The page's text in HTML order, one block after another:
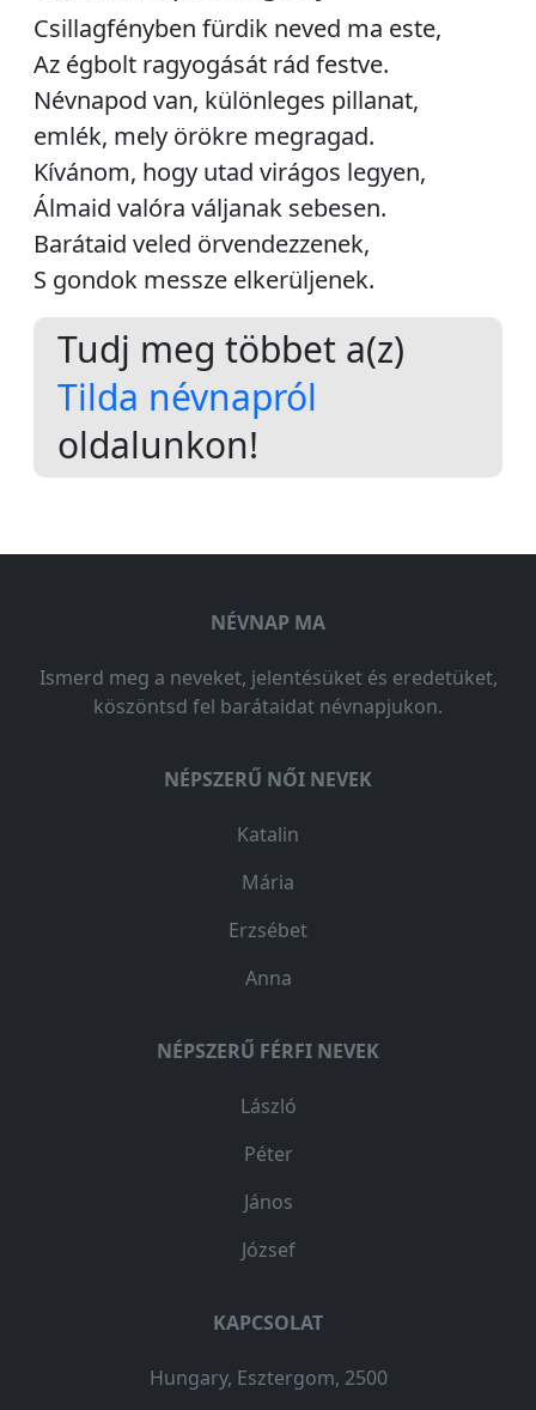
Csillagfényben fürdik neved ma este,
Az égbolt ragyogását rád festve.
Névnapod van, különleges pillanat,
emlék, mely örökre megragad.
Kívánom, hogy utad virágos legyen,
Álmaid valóra váljanak sebesen.
Barátaid veled örvendezzenek,
S gondok messze elkerüljenek.
Tudj meg többet a(z)
Tilda névnapról
oldalunkon!
NÉVNAP MA
Ismerd meg a neveket, jelentésüket és eredetüket,
köszöntsd fel barátaidat névnapjukon.
NÉPSZERŰ NŐI NEVEK
Katalin
Mária
Erzsébet
Anna
NÉPSZERŰ FÉRFI NEVEK
László
Péter
János
József
KAPCSOLAT
Hungary, Esztergom, 2500